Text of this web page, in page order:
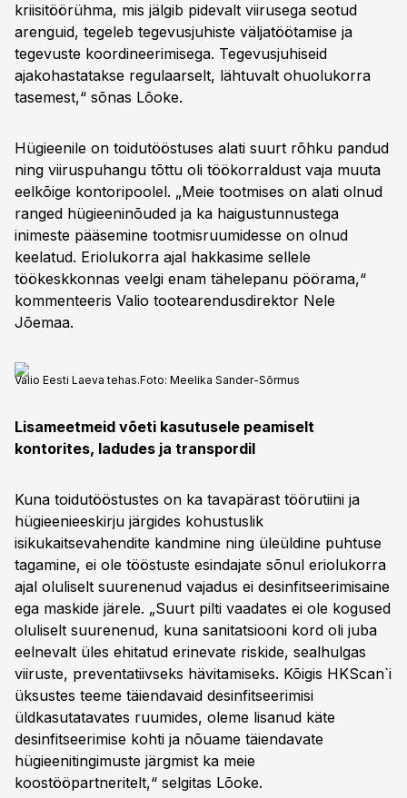
kriisitöörühma, mis jälgib pidevalt viirusega seotud
arenguid, tegeleb tegevusjuhiste väljatöötamise ja
tegevuste koordineerimisega. Tegevusjuhiseid
ajakohastatakse regulaarselt, lähtuvalt ohuolukorra
tasemest,“ sõnas Lõoke.
Hügieenile on toidutööstuses alati suurt rõhku pandud
ning viiruspuhangu tõttu oli töökorraldust vaja muuta
eelkõige kontoripoolel. „Meie tootmises on alati olnud
ranged hügieeninõuded ja ka haigustunnustega
inimeste pääsemine tootmisruumidesse on olnud
keelatud. Eriolukorra ajal hakkasime sellele
töökeskkonnas veelgi enam tähelepanu pöörama,“
kommenteeris Valio tootearendusdirektor Nele
Jõemaa.
Valio Eesti Laeva tehas.Foto: Meelika Sander-Sõrmus
Lisameetmeid võeti kasutusele peamiselt
kontorites, ladudes ja transpordil
Kuna toidutööstustes on ka tavapärast töörutiini ja
hügieenieeskirju järgides kohustuslik
isikukaitsevahendite kandmine ning üleüldine puhtuse
tagamine, ei ole tööstuste esindajate sõnul eriolukorra
ajal oluliselt suurenenud vajadus ei desinfitseerimisaine
ega maskide järele. „Suurt pilti vaadates ei ole kogused
oluliselt suurenenud, kuna sanitatsiooni kord oli juba
eelnevalt üles ehitatud erinevate riskide, sealhulgas
viiruste, preventatiivseks hävitamiseks. Kõigis HKScan`i
üksustes teeme täiendavaid desinfitseerimisi
üldkasutatavates ruumides, oleme lisanud käte
desinfitseerimise kohti ja nõuame täiendavate
hügieenitingimuste järgmist ka meie
koostööpartneritelt,“ selgitas Lõoke.